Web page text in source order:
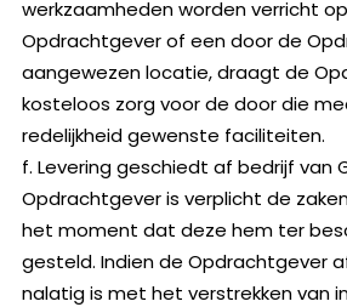
werkzaamheden worden verricht
Opdrachtgever of een door de
aangewezen locatie, draagt de
kosteloos zorg voor de door die
redelijkheid gewenste faciliteiten.
f. Levering geschiedt af bedrijf van
Opdrachtgever is verplicht de
het moment dat deze hem ter
gesteld. Indien de Opdrachtgever
nalatig is met het verstrekken van